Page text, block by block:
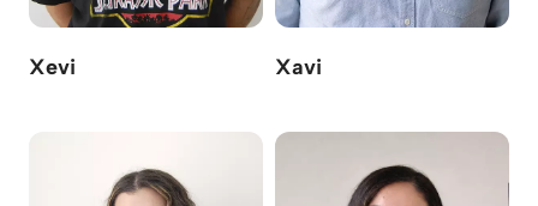
Xevi Xavi